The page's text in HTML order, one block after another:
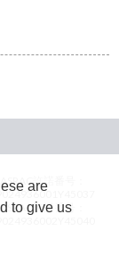
許諾番号：
許諾番号：
are
to give us